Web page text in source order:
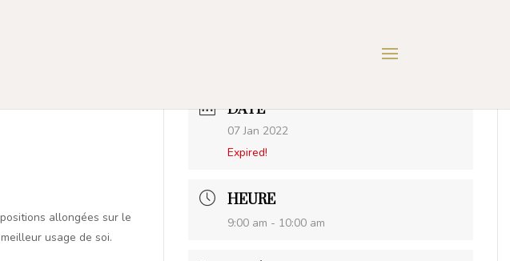
allongées sur le
usage de soi.
DATE
07 Jan 2022
Expired!
HEURE
9:00 am - 10:00 am